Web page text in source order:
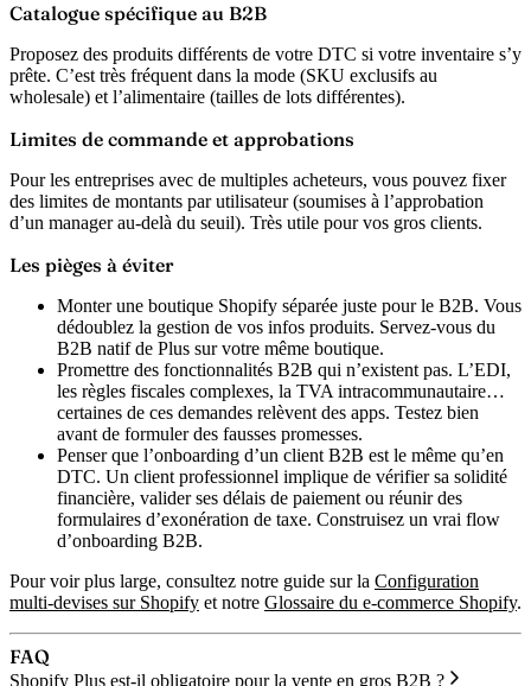
Catalogue spécifique au B2B
Proposez des produits différents de votre DTC si votre inventaire s’y
prête. C’est très fréquent dans la mode (SKU exclusifs au
wholesale) et l’alimentaire (tailles de lots différentes).
Limites de commande et approbations
Pour les entreprises avec de multiples acheteurs, vous pouvez fixer
des limites de montants par utilisateur (soumises à l’approbation
d’un manager au-delà du seuil). Très utile pour vos gros clients.
Les pièges à éviter
Monter une boutique Shopify séparée juste pour le B2B. Vous
dédoublez la gestion de vos infos produits. Servez-vous du
B2B natif de Plus sur votre même boutique.
Promettre des fonctionnalités B2B qui n’existent pas. L’EDI,
les règles fiscales complexes, la TVA intracommunautaire…
certaines de ces demandes relèvent des apps. Testez bien
avant de formuler des fausses promesses.
Penser que l’onboarding d’un client B2B est le même qu’en
DTC. Un client professionnel implique de vérifier sa solidité
financière, valider ses délais de paiement ou réunir des
formulaires d’exonération de taxe. Construisez un vrai flow
d’onboarding B2B.
Pour voir plus large, consultez notre guide sur la Configuration
multi-devises sur Shopify et notre Glossaire du e-commerce Shopify.
FAQ
Shopify Plus est-il obligatoire pour la vente en gros B2B ?